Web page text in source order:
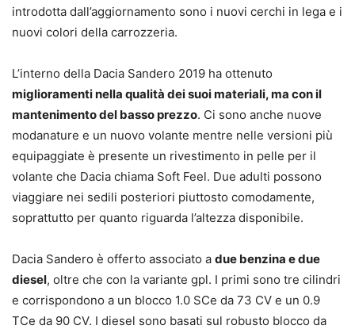
introdotta dall’aggiornamento sono i nuovi cerchi in lega e i
nuovi colori della carrozzeria.
L’interno della Dacia Sandero 2019 ha ottenuto
miglioramenti nella qualità dei suoi materiali, ma con il
mantenimento del basso prezzo. Ci sono anche nuove
modanature e un nuovo volante mentre nelle versioni più
equipaggiate è presente un rivestimento in pelle per il
volante che Dacia chiama Soft Feel. Due adulti possono
viaggiare nei sedili posteriori piuttosto comodamente,
soprattutto per quanto riguarda l’altezza disponibile.
Dacia Sandero è offerto associato a due benzina e due
diesel, oltre che con la variante gpl. I primi sono tre cilindri
e corrispondono a un blocco 1.0 SCe da 73 CV e un 0.9
TCe da 90 CV. I diesel sono basati sul robusto blocco da